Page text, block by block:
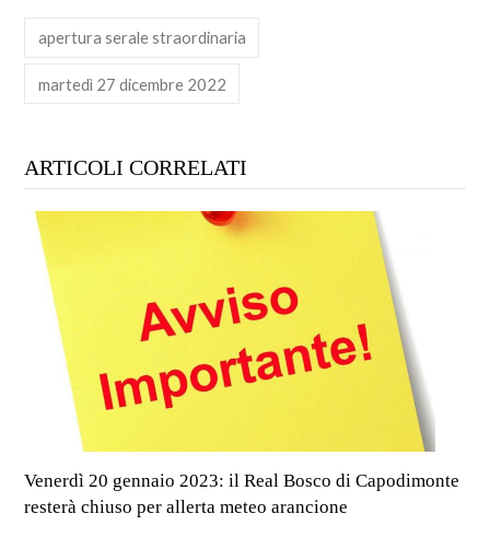
apertura serale straordinaria
martedì 27 dicembre 2022
ARTICOLI CORRELATI
Venerdì 20 gennaio 2023: il Real Bosco di Capodimonte
resterà chiuso per allerta meteo arancione